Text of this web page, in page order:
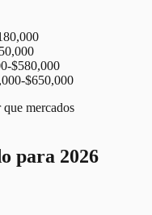
$580,000
$650,000
mercados
para 2026